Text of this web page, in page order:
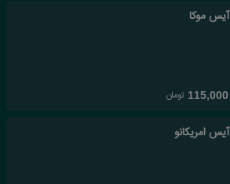
آیس موکا
115,000 تومان
آیس امریکانو